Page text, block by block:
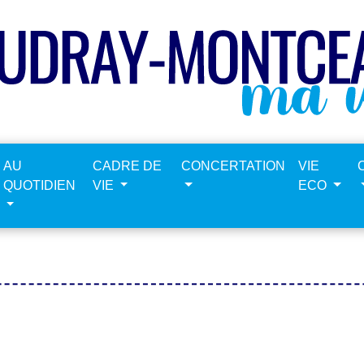
AU
QUOTIDIEN
CADRE DE
VIE
CONCERTATION
VIE
ECO